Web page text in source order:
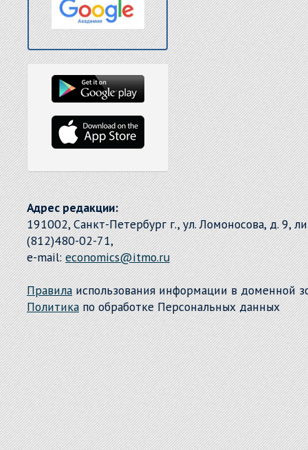
Адрес редакции:
191002, Санкт-Петербург г., ул. Ломоносова, д. 9,
(812)480-02-71,
e-mail:economics@itmo.ru
Правилаиспользования информации в доменной
Политикапо обработке Персональных данных